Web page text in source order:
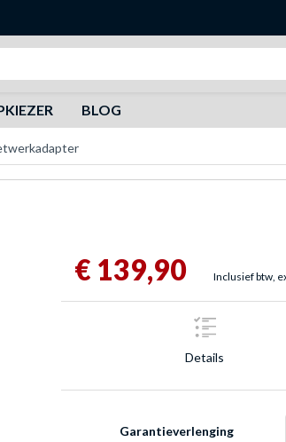
BLOG
€ 139,90 Inclusief btw,
Details
Garantieverlenging